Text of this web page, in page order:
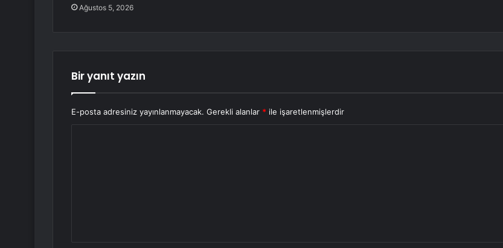
Ağustos 5, 2026
Bir yanıt yazın
E-posta adresiniz yayınlanmayacak. Gerekli alanlar * ile işaretlenmişlerdir